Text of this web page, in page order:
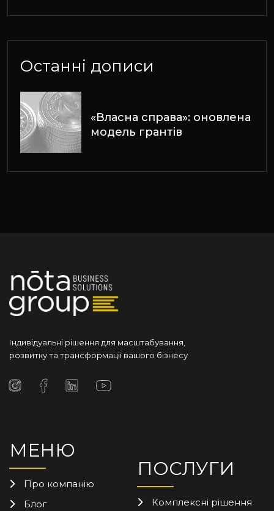
Останні дописи
«Власна справа»: оновлена
модель грантів
Індивідуальні рішення для масштабування,
розвитку та трансформації вашого бізнесу
МЕНЮ
Про компанію
Блог
ПОСЛУГИ
Комплексні рішення